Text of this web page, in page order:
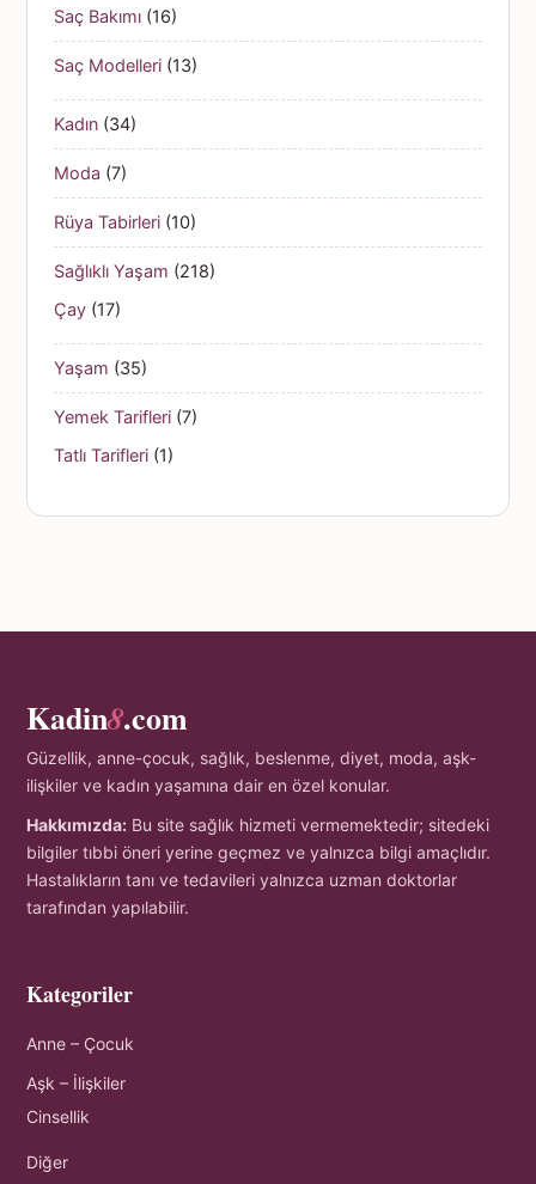
Saç Bakımı (16)
Saç Modelleri (13)
Kadın (34)
Moda (7)
Rüya Tabirleri (10)
Sağlıklı Yaşam (218)
Çay (17)
Yaşam (35)
Yemek Tarifleri (7)
Tatlı Tarifleri (1)
Kadin8.com
Güzellik, anne-çocuk, sağlık, beslenme, diyet, moda, aşk-
ilişkiler ve kadın yaşamına dair en özel konular.
Hakkımızda: Bu site sağlık hizmeti vermemektedir; sitedeki
bilgiler tıbbi öneri yerine geçmez ve yalnızca bilgi amaçlıdır.
Hastalıkların tanı ve tedavileri yalnızca uzman doktorlar
tarafından yapılabilir.
Kategoriler
Anne – Çocuk
Aşk – İlişkiler
Cinsellik
Diğer